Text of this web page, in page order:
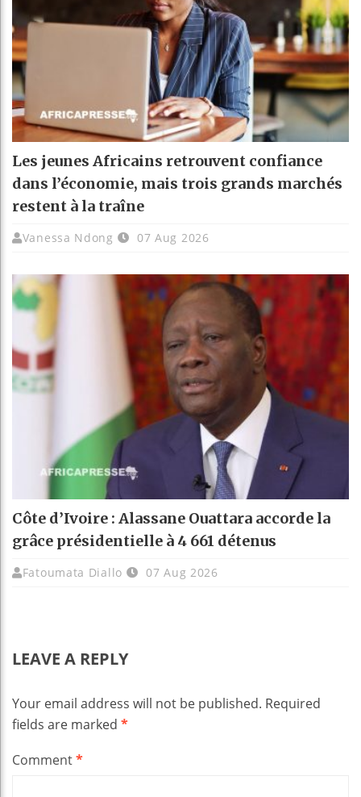
Les jeunes Africains retrouvent confiance
dans l’économie, mais trois grands marchés
restent à la traîne
Vanessa Ndong 07 Aug 2026
Côte d’Ivoire : Alassane Ouattara accorde la
grâce présidentielle à 4 661 détenus
Fatoumata Diallo 07 Aug 2026
LEAVE A REPLY
Your email address will not be published. Required
fields are marked *
Comment*